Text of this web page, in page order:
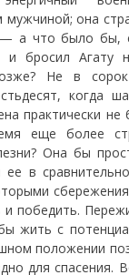
мужчиной; она
— а что было бы,
и бросил Агату
Не в
когда
практически
еще более
Она бы
в
и победить.
жить с
положении
для спасения.